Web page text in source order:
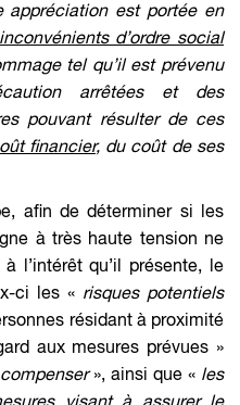
appréciation est portée en
inconvénients d’ordre social
tel qu’il est prévenu
arrêtées et des
pouvant résulter de ces
financier, du coût de ses
afin de déterminer si les
à très haute tension ne
l’intérêt qu’il présente, le
ci les «risques potentiels
résidant à proximité
aux mesures prévues »
compenser», ainsi que « les